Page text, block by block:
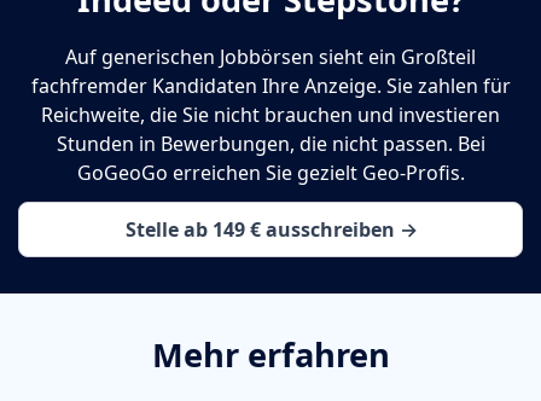
Auf generischen Jobbörsen sieht ein Großteil
fachfremder Kandidaten Ihre Anzeige. Sie zahlen für
Reichweite, die Sie nicht brauchen und investieren
Stunden in Bewerbungen, die nicht passen. Bei
GoGeoGo erreichen Sie gezielt Geo-Profis.
Stelle ab 149 € ausschreiben →
Mehr erfahren